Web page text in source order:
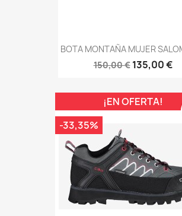
BOTA MONTAÑA MUJER
150,00 € 135,00 €
¡EN OFERTA!
-33,35%